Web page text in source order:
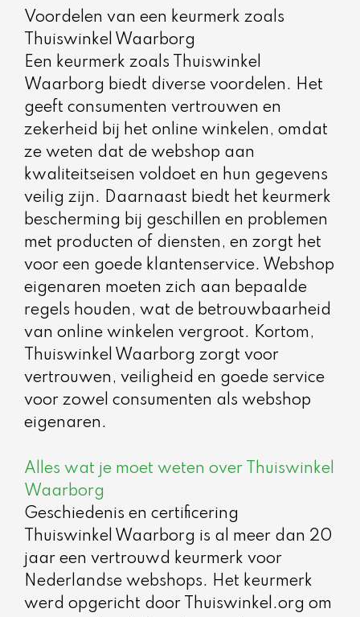
Voordelen van een keurmerk zoals
Thuiswinkel Waarborg
Een keurmerk zoals Thuiswinkel
Waarborg biedt diverse voordelen. Het
geeft consumenten vertrouwen en
zekerheid bij het online winkelen, omdat
ze weten dat de webshop aan
kwaliteitseisen voldoet en hun gegevens
veilig zijn. Daarnaast biedt het keurmerk
bescherming bij geschillen en problemen
met producten of diensten, en zorgt het
voor een goede klantenservice. Webshop
eigenaren moeten zich aan bepaalde
regels houden, wat de betrouwbaarheid
van online winkelen vergroot. Kortom,
Thuiswinkel Waarborg zorgt voor
vertrouwen, veiligheid en goede service
voor zowel consumenten als webshop
eigenaren.
Alles wat je moet weten over Thuiswinkel
Waarborg
Geschiedenis en certificering
Thuiswinkel Waarborg is al meer dan 20
jaar een vertrouwd keurmerk voor
Nederlandse webshops. Het keurmerk
werd opgericht door Thuiswinkel.org om